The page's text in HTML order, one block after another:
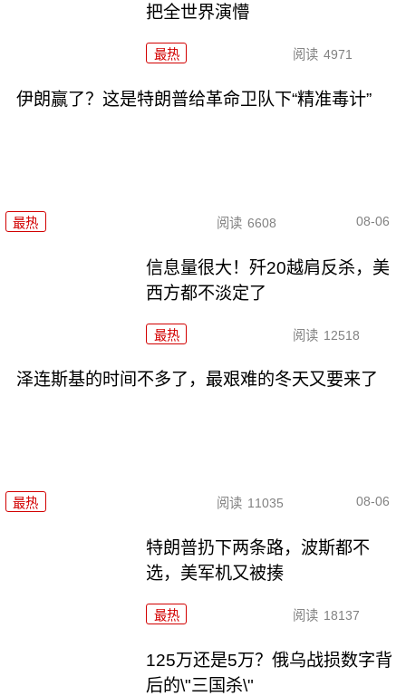
把全世界演懵
最热 阅读 4971
伊朗赢了？这是特朗普给革命卫队下“精准毒计”
最热 阅读 6608 08-06
信息量很大！歼20越肩反杀，美
西方都不淡定了
最热 阅读 12518
泽连斯基的时间不多了，最艰难的冬天又要来了
最热 阅读 11035 08-06
特朗普扔下两条路，波斯都不
选，美军机又被揍
最热 阅读 18137
125万还是5万？俄乌战损数字背
后的\"三国杀\"